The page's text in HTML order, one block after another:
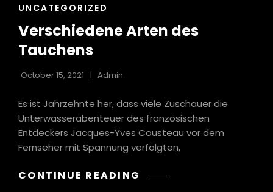
CAT
UNCATEGORIZED
Verschiedene Arten des
Tauchens
October 15, 2021 Admin
Es ist Jahrzehnte her, dass viele Zuschauer die
Unterwasserabenteuer des französischen
Entdeckers Jacques-Yves Cousteau vor dem
Fernseher mit Spannung verfolgten,
CONTINUE READING VERSCHIEDENE